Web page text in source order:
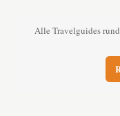
Alle Travelguides